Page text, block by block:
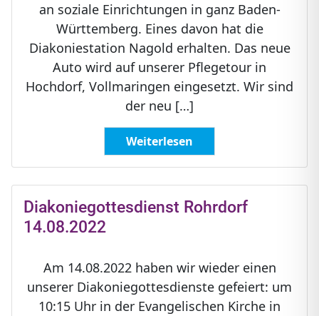
an soziale Einrichtungen in ganz Baden-
Württemberg. Eines davon hat die
Diakoniestation Nagold erhalten. Das neue
Auto wird auf unserer Pflegetour in
Hochdorf, Vollmaringen eingesetzt. Wir sind
der neu […]
Weiterlesen
Diakoniegottesdienst Rohrdorf
14.08.2022
Am 14.08.2022 haben wir wieder einen
unserer Diakoniegottesdienste gefeiert: um
10:15 Uhr in der Evangelischen Kirche in